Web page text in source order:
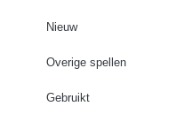
Nieuw
Overige spellen
Gebruikt